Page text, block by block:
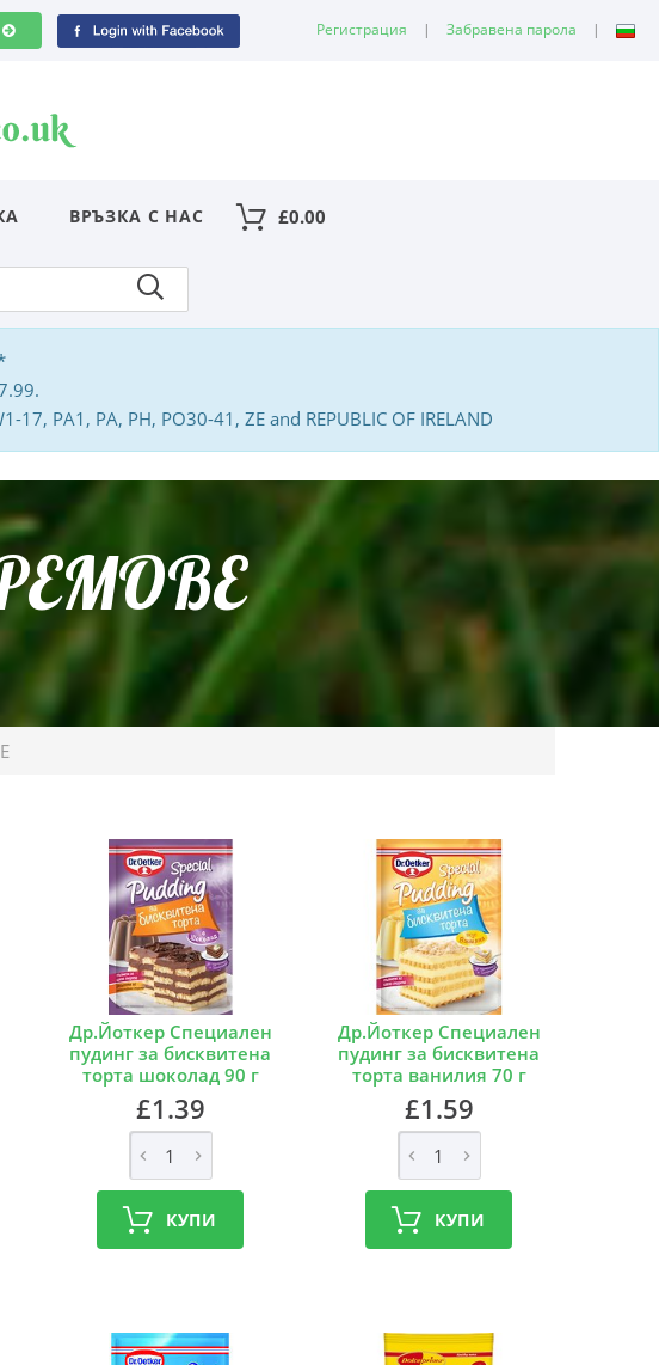
Регистрация | Забравена парола |
ВРЪЗКА С НАС £0.00
PA1, PA, PH, PO30-41, ZE and REPUBLIC OF IRELAND
Др.Йоткер Специален
пудинг за бисквитена
торта шоколад 90 г
£1.39
КУПИ
Др.Йоткер Специален
пудинг за бисквитена
торта ванилия 70 г
£1.59
КУПИ